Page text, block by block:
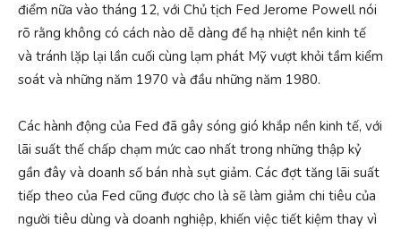
điểm nữa vào tháng 12, với Chủ tịch Fed Jerome Powell nói
rõ rằng không có cách nào dễ dàng để hạ nhiệt nền kinh tế
và tránh lặp lại lần cuối cùng lạm phát Mỹ vượt khỏi tầm kiểm
soát và những năm 1970 và đầu những năm 1980.
Các hành động của Fed đã gây sóng gió khắp nền kinh tế, với
lãi suất thế chấp chạm mức cao nhất trong những thập kỷ
gần đây và doanh số bán nhà sụt giảm. Các đợt tăng lãi suất
tiếp theo của Fed cũng được cho là sẽ làm giảm chi tiêu của
người tiêu dùng và doanh nghiệp, khiến việc tiết kiệm thay vì